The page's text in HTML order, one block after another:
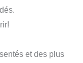
et des plus